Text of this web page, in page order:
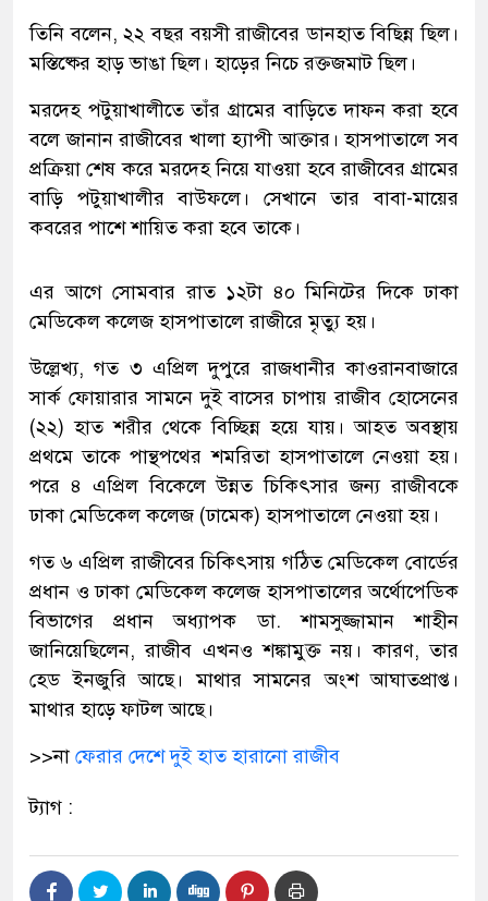
তিনি বলেন, ২২ বছর বয়সী রাজীবের ডানহাত বিছিন্ন ছিল।
মস্তিষ্কের হাড় ভাঙা ছিল। হাড়ের নিচে রক্তজমাট ছিল।
মরদেহ পটুয়াখালীতে তাঁর গ্রামের বাড়িতে দাফন করা হবে
বলে জানান রাজীবের খালা হ্যাপী আক্তার। হাসপাতালে সব
প্রক্রিয়া শেষ করে মরদেহ নিয়ে যাওয়া হবে রাজীবের গ্রামের
বাড়ি পটুয়াখালীর বাউফলে। সেখানে তার বাবা-মায়ের
কবরের পাশে শায়িত করা হবে তাকে।
এর আগে সোমবার রাত ১২টা ৪০ মিনিটের দিকে ঢাকা
মেডিকেল কলেজ হাসপাতালে রাজীরে মৃত্যু হয়।
উল্লেখ্য, গত ৩ এপ্রিল দুপুরে রাজধানীর কাওরানবাজারে
সার্ক ফোয়ারার সামনে দুই বাসের চাপায় রাজীব হোসেনের
(২২) হাত শরীর থেকে বিচ্ছিন্ন হয়ে যায়। আহত অবস্থায়
প্রথমে তাকে পান্থপথের শমরিতা হাসপাতালে নেওয়া হয়।
পরে ৪ এপ্রিল বিকেলে উন্নত চিকিৎসার জন্য রাজীবকে
ঢাকা মেডিকেল কলেজ (ঢামেক) হাসপাতালে নেওয়া হয়।
গত ৬ এপ্রিল রাজীবের চিকিৎসায় গঠিত মেডিকেল বোর্ডের
প্রধান ও ঢাকা মেডিকেল কলেজ হাসপাতালের অর্থোপেডিক
বিভাগের প্রধান অধ্যাপক ডা. শামসুজ্জামান শাহীন
জানিয়েছিলেন, রাজীব এখনও শঙ্কামুক্ত নয়। কারণ, তার
হেড ইনজুরি আছে। মাথার সামনের অংশ আঘাতপ্রাপ্ত।
মাথার হাড়ে ফাটল আছে।
>>নাফেরার দেশে দুই হাত হারানো রাজীব
ট্যাগ :